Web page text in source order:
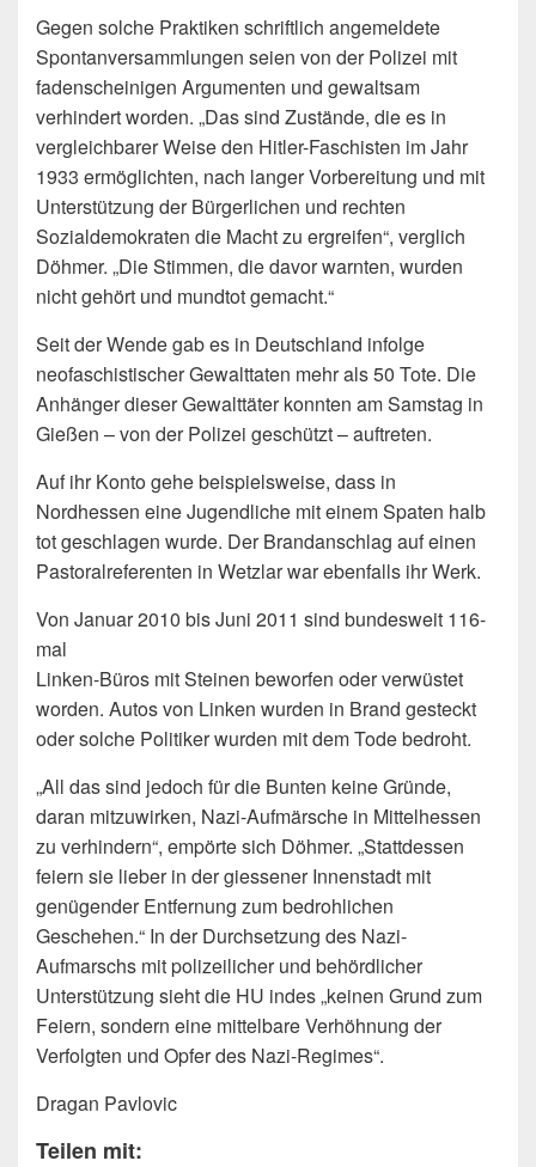
Gegen solche Praktiken schriftlich angemeldete
Spontanversammlungen seien von der Polizei mit
fadenscheinigen Argumenten und gewaltsam
verhindert worden. „Das sind Zustände, die es in
vergleichbarer Weise den Hitler-Faschisten im Jahr
1933 ermöglichten, nach langer Vorbereitung und mit
Unterstützung der Bürgerlichen und rechten
Sozialdemokraten die Macht zu ergreifen“, verglich
Döhmer. „Die Stimmen, die davor warnten, wurden
nicht gehört und mundtot gemacht.“
Seit der Wende gab es in Deutschland infolge
neofaschistischer Gewalttaten mehr als 50 Tote. Die
Anhänger dieser Gewalttäter konnten am Samstag in
Gießen – von der Polizei geschützt – auftreten.
Auf ihr Konto gehe beispielsweise, dass in
Nordhessen eine Jugendliche mit einem Spaten halb
tot geschlagen wurde. Der Brandanschlag auf einen
Pastoralreferenten in Wetzlar war ebenfalls ihr Werk.
Von Januar 2010 bis Juni 2011 sind bundesweit 116-
mal
Linken-Büros mit Steinen beworfen oder verwüstet
worden. Autos von Linken wurden in Brand gesteckt
oder solche Politiker wurden mit dem Tode bedroht.
„All das sind jedoch für die Bunten keine Gründe,
daran mitzuwirken, Nazi-Aufmärsche in Mittelhessen
zu verhindern“, empörte sich Döhmer. „Stattdessen
feiern sie lieber in der giessener Innenstadt mit
genügender Entfernung zum bedrohlichen
Geschehen.“ In der Durchsetzung des Nazi-
Aufmarschs mit polizeilicher und behördlicher
Unterstützung sieht die HU indes „keinen Grund zum
Feiern, sondern eine mittelbare Verhöhnung der
Verfolgten und Opfer des Nazi-Regimes“.
Dragan Pavlovic
Teilen mit: